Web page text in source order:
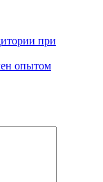
при
опытом